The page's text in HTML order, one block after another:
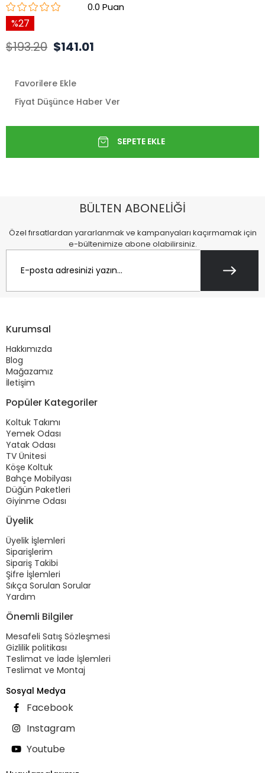
0.0
27
$193.20 $141.01
Favorilere Ekle
Fiyat Düşünce Haber Ver
BÜLTEN ABONELİĞİ
Özel fırsatlardan yararlanmak ve kampanyaları kaçırmamak için
e-bültenimize abone olabilirsiniz.
Kurumsal
Hakkımızda
Blog
Mağazamız
İletişim
Popüler Kategoriler
Koltuk Takımı
Yemek Odası
Yatak Odası
TV Ünitesi
Köşe Koltuk
Bahçe Mobilyası
Düğün Paketleri
Giyinme Odası
Üyelik
Üyelik İşlemleri
Siparişlerim
Sipariş Takibi
Şifre İşlemleri
Sıkça Sorulan Sorular
Yardım
Önemli Bilgiler
Mesafeli Satış Sözleşmesi
Gizlilik politikası
Teslimat ve İade İşlemleri
Teslimat ve Montaj
Sosyal Medya
Facebook
Instagram
Youtube